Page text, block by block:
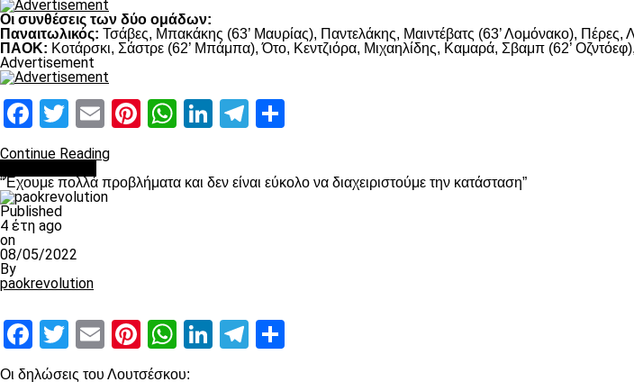
Οι συνθέσεις των δύο ομάδων:
Παναιτωλικός: Τσάβες, Μπακάκης (63’ Μαυρίας), Παντελάκης, Μαιντέβατς (63’ Λομόνακο), Πέρες,
ΠΑΟΚ: Κοτάρσκι, Σάστρε (62’ Μπάμπα), Ότο, Κεντζιόρα, Μιχαηλίδης, Καμαρά, Σβαμπ (62’
Advertisement
Facebook
Twitter
EmailPinterest
WhatsApp
LinkedIn
Telegram
Continue Reading
“Έχουμε πολλά προβλήματα και δεν είναι εύκολο να διαχειριστούμε την κατάσταση”
Published
4 έτη ago
on
08/05/2022
By
paokrevolution
Facebook
Twitter
EmailPinterest
WhatsApp
LinkedIn
Telegram
Οι δηλώσεις του Λουτσέσκου: